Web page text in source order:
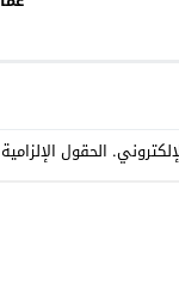
الحقول